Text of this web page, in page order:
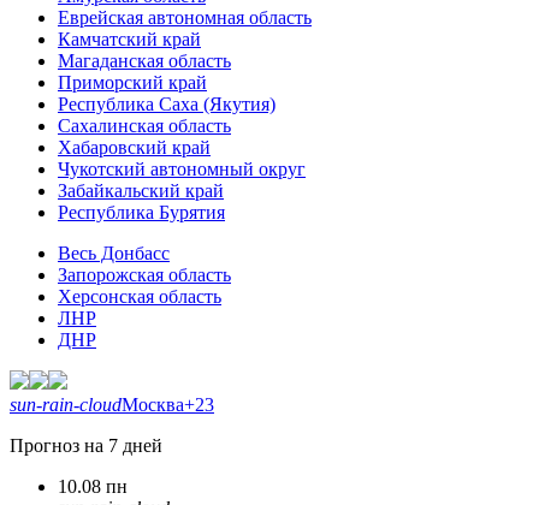
Еврейская автономная область
Камчатский край
Магаданская область
Приморский край
Республика Саха (Якутия)
Сахалинская область
Хабаровский край
Чукотский автономный округ
Забайкальский край
Республика Бурятия
Весь Донбасс
Запорожская область
Херсонская область
ЛНР
ДНР
sun-rain-cloudМосква+23
Прогноз на 7 дней
10.08 пн